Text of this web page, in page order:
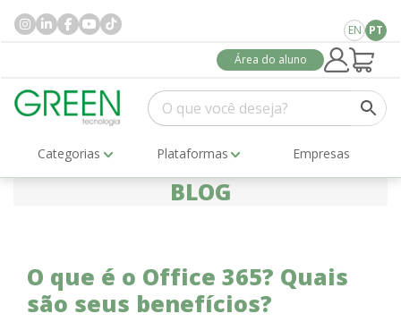
EN PT
Área do aluno
Categorias Plataformas Empresas
BLOG
O que é o Office 365? Quais
são seus benefícios?